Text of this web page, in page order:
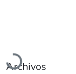
Cargando...
Archivos